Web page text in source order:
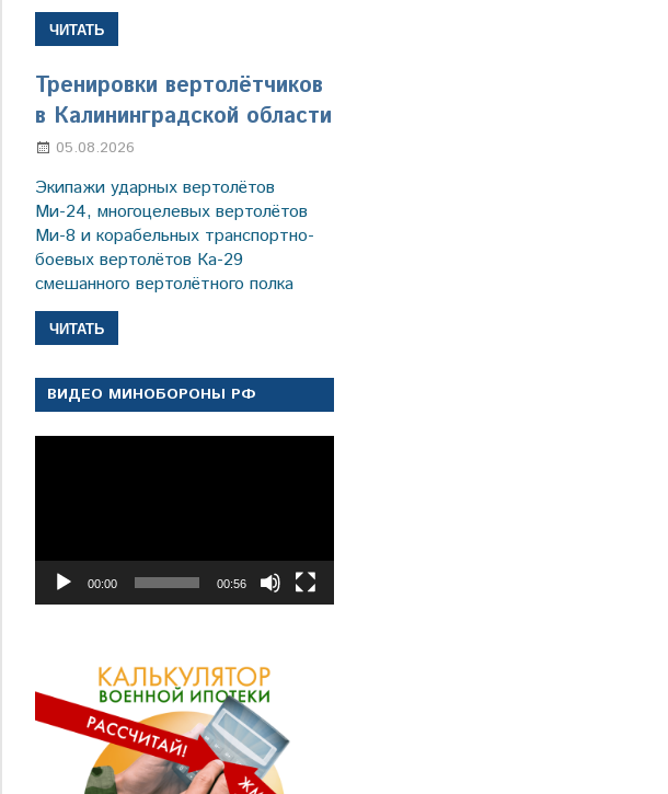
ЧИТАТЬ
Тренировки вертолётчиков
в Калининградской области
05.08.2026
Экипажи ударных вертолётов
Ми-24, многоцелевых вертолётов
Ми-8 и корабельных транспортно-
боевых вертолётов Ка-29
смешанного вертолётного полка
ЧИТАТЬ
ВИДЕО МИНОБОРОНЫ РФ
00:00 00:56